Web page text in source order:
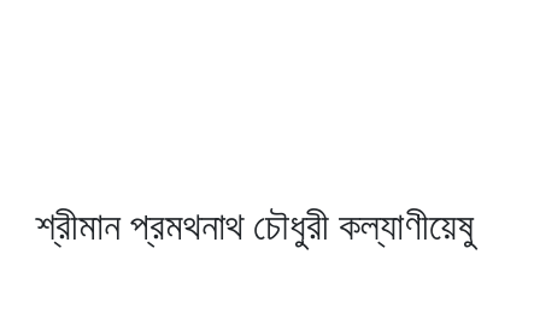
শ্রীমান প্রমথনাথ চৌধুরী কল্যাণীয়েষু